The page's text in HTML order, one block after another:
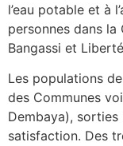
l’eau potable et à
personnes dans la
Bangassi et
Les populations
des Communes
Dembaya),
satisfaction. Des